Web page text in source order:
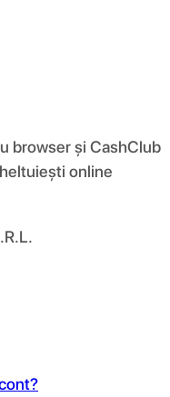
browser și CashClub
online